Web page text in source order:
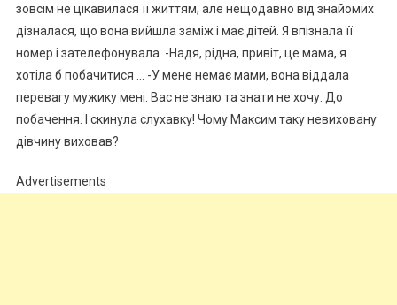
зовсім не цікавилася її життям, але нещодавно від знайомих
дізналася, що вона вийшла заміж і має дітей. Я впізнала її
номер і зателефонувала. -Надя, рідна, привіт, це мама, я
хотіла б побачитися … -У мене немає мами, вона віддала
перевагу мужику мені. Вас не знаю та знати не хочу. До
побачення. І скинула слухавку! Чому Максим таку невиховану
дівчину виховав?
Advertisements